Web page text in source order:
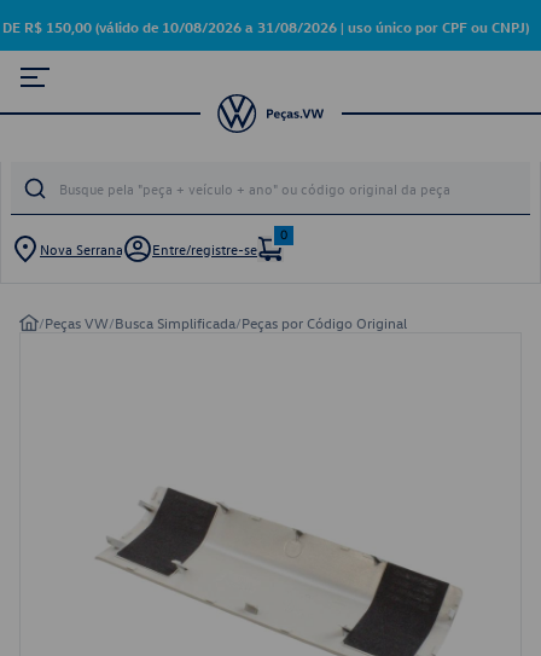
DE R$ 150,00 (válido de 10/08/2026 a 31/08/2026 | uso único por CPF ou CNPJ)
Nova Serrana Entre/registre-se
0
/Peças VW/Busca Simplificada/Peças por Código Original